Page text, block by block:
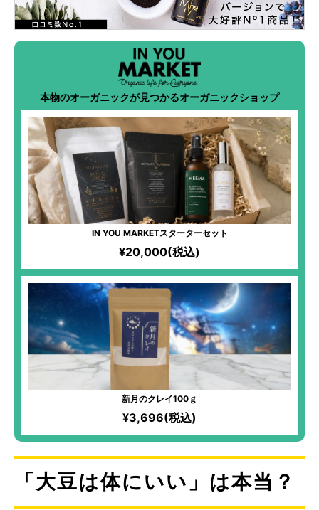
本物のオーガニックが見つかるオーガニックショップ
IN YOU MARKETスターターセット
¥20,000(税込)
新月のクレイ100ｇ
¥3,696(税込)
「大豆は体にいい」は本当？